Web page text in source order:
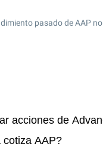
pasado de AAP
acciones de
cotiza AAP?